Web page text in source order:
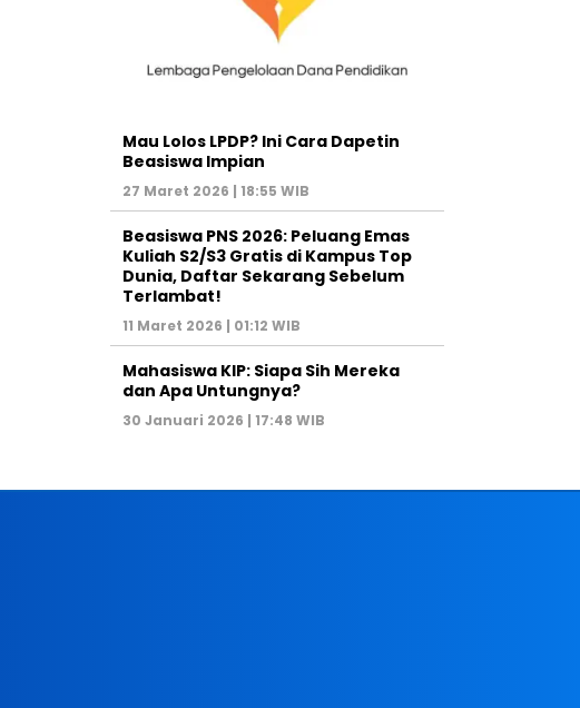
Mau Lolos LPDP? Ini Cara Dapetin
Beasiswa Impian
27 Maret 2026 | 18:55 WIB
Beasiswa PNS 2026: Peluang Emas
Kuliah S2/S3 Gratis di Kampus Top
Dunia, Daftar Sekarang Sebelum
Terlambat!
11 Maret 2026 | 01:12 WIB
Mahasiswa KIP: Siapa Sih Mereka
dan Apa Untungnya?
30 Januari 2026 | 17:48 WIB